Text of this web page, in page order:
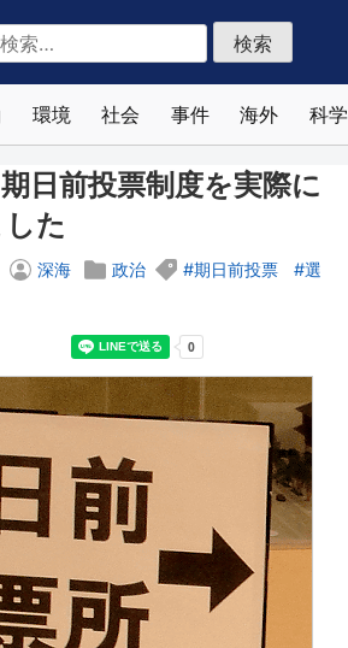
:
環境 社会 事件 海外 科学
日前投票制度を実際に
た
深海 政治 期日前投票
選